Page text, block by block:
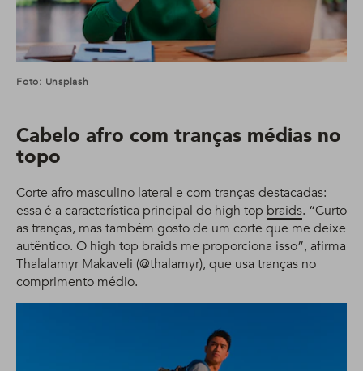
Foto: Unsplash
Cabelo afro com tranças médias no
topo
Corte afro masculino lateral e com tranças destacadas:
essa é a característica principal do high top braids. “Curto
as tranças, mas também gosto de um corte que me deixe
autêntico. O high top braids me proporciona isso”, afirma
Thalalamyr Makaveli (@thalamyr), que usa tranças no
comprimento médio.